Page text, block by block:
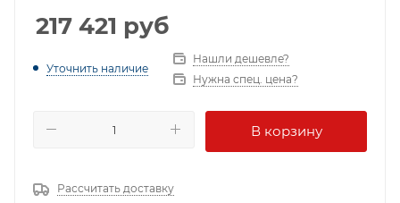
217 421 руб
Уточнить наличие
Нашли дешевле?
Нужна спец. цена?
В корзину
Рассчитать доставку